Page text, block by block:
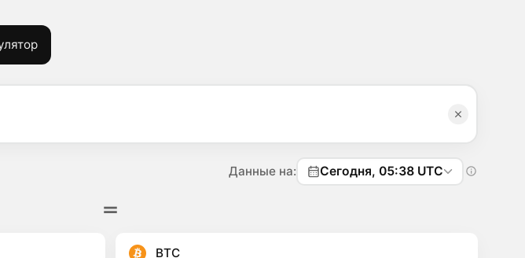
Данные на: Сегодня, 05:38 UTC
BTC